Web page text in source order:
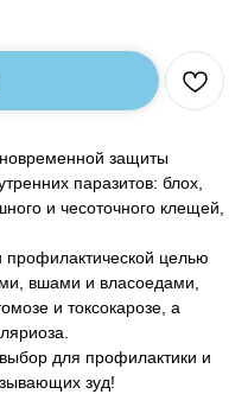
защиты
паразитов: блох,
и чесоточного клещей,
целью
вшами и власоедами,
и токсокарозе, а
для профилактики и
зуд!